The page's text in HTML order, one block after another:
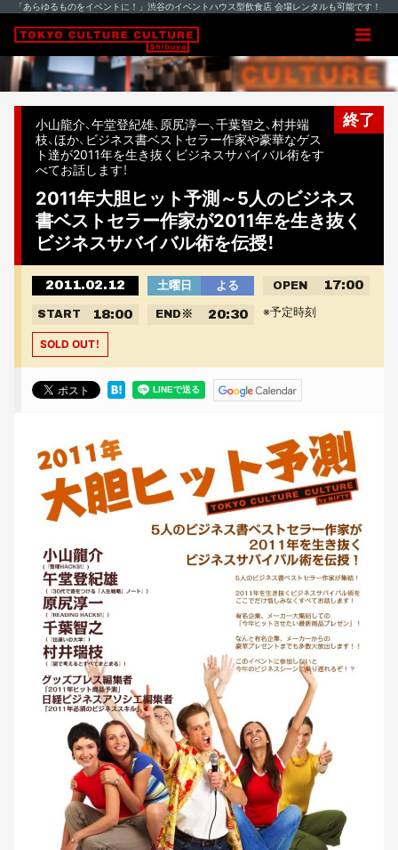
「あらゆるものをイベントに！」渋谷のイベントハウス型飲食店 会場レンタルも可能です！
終了
小山龍介、午堂登紀雄、原尻淳一、千葉智之、村井端
枝、ほか、ビジネス書ベストセラー作家や豪華なゲス
ト達が2011年を生き抜くビジネスサバイバル術をす
べてお話します！
2011年大胆ヒット予測～5人のビジネス
書ベストセラー作家が2011年を生き抜く
ビジネスサバイバル術を伝授！
2011.02.12 土曜日 よる OPEN 17:00
START 18:00 END ※ 20:30 ※予定時刻
SOLD OUT！